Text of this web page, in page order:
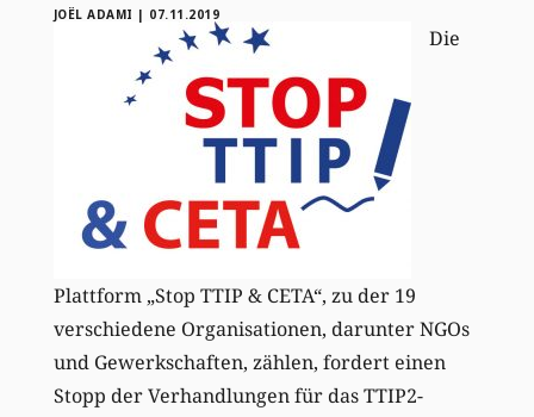
JOËL ADAMI | 07.11.2019
Die
Plattform „Stop TTIP & CETA“, zu der 19
verschiedene Organisationen, darunter NGOs
und Gewerkschaften, zählen, fordert einen
Stopp der Verhandlungen für das TTIP2-